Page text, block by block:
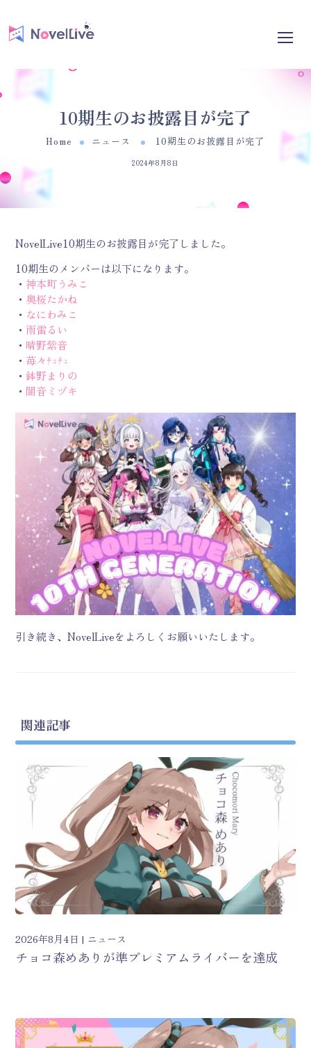
10期生のお披露目が完了
Home ニュース 10期生のお披露目が完了
2024年8月8日
NovelLive10期生のお披露目が完了しました。
10期生のメンバーは以下になります。
・ 神本町うみこ
・ 奥桜たかね
・ なにわみこ
・ 雨雷るい
・ 晴野紫音
・ 苺々ﾁｭﾁｭ
・ 鉢野まりの
・ 闇音ミヅキ
引き続き、NovelLiveをよろしくお願いいたします。
関連記事
2026年8月4日 ニュース
チョコ森めありが準プレミアムライバーを達成